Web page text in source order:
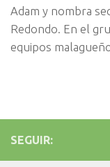
Adam y nombra
Redondo. En el
equipos
SEGUIR: